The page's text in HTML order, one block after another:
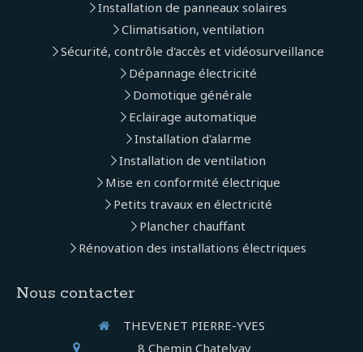
Installation de panneaux solaires
Climatisation, ventilation
Sécurité, contrôle d'accès et vidéosurveillance
Dépannage électricité
Domotique générale
Eclairage automatique
Installation d'alarme
Installation de ventilation
Mise en conformité électrique
Petits travaux en électricité
Plancher chauffant
Rénovation des installations électriques
Nous contacter
THEVENET PIERRE-YVES
8 Chemin Chatelvay